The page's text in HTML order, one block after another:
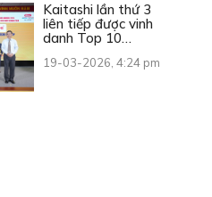
Kaitashi lần thứ 3
liên tiếp được vinh
danh Top 10
Việt Nam
19-03-2026, 4:24 pm